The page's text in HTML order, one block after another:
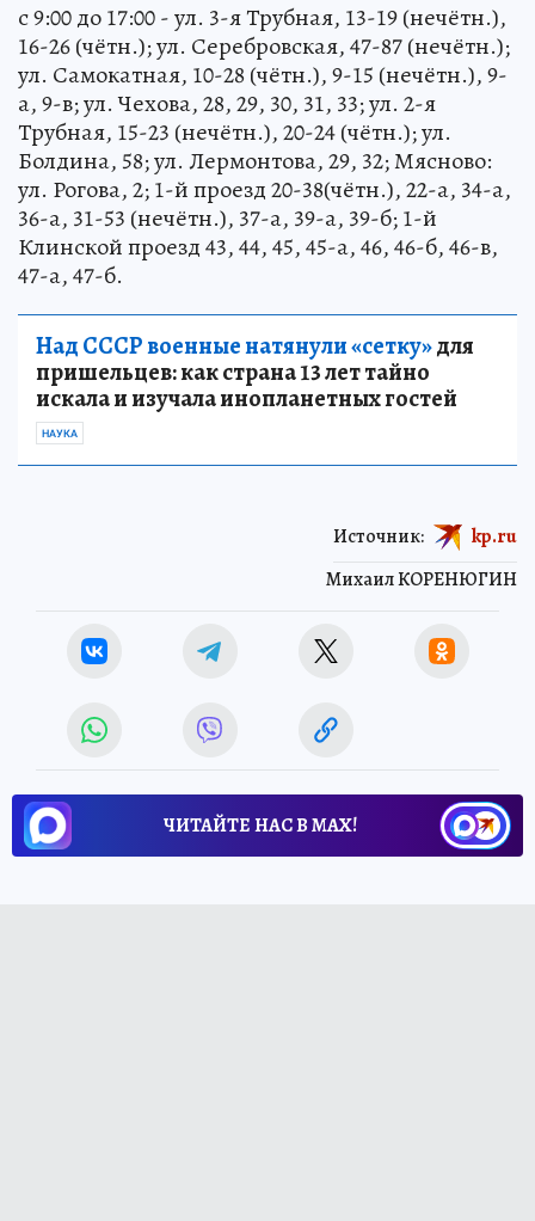
с 9:00 до 17:00 - ул. 3-я Трубная, 13-19 (нечётн.),
16-26 (чётн.); ул. Серебровская, 47-87 (нечётн.);
ул. Самокатная, 10-28 (чётн.), 9-15 (нечётн.), 9-
а, 9-в; ул. Чехова, 28, 29, 30, 31, 33; ул. 2-я
Трубная, 15-23 (нечётн.), 20-24 (чётн.); ул.
Болдина, 58; ул. Лермонтова, 29, 32; Мясново:
ул. Рогова, 2; 1-й проезд 20-38(чётн.), 22-а, 34-а,
36-а, 31-53 (нечётн.), 37-а, 39-а, 39-б; 1-й
Клинской проезд 43, 44, 45, 45-а, 46, 46-б, 46-в,
47-а, 47-б.
Над СССР военные натянули «сетку»для
пришельцев: как страна 13 лет тайно
искала и изучала инопланетных гостей
НАУКА
Михаил КОРЕНЮГИН
Источник: kp.ru
ЧИТАЙТЕ НАС В МАХ!